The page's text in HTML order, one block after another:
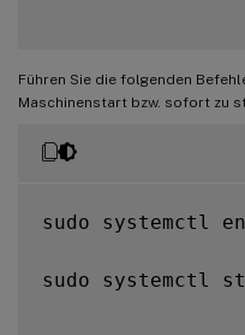
Führen Sie die folgenden
Maschinenstart bzw. sofort zu
sudo systemctl
sudo systemctl